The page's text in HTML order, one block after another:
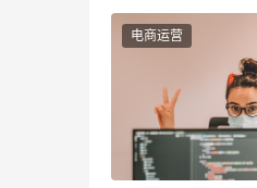
电商运营